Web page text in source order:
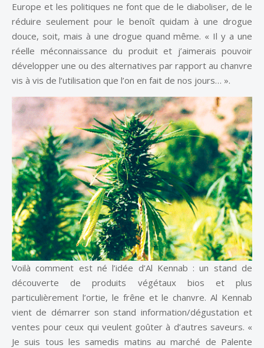
Europe et les politiques ne font que de le diaboliser, de le
réduire seulement pour le benoît quidam à une drogue
douce, soit, mais à une drogue quand même. « Il y a une
réelle méconnaissance du produit et j’aimerais pouvoir
développer une ou des alternatives par rapport au chanvre
vis à vis de l’utilisation que l’on en fait de nos jours… ».
Voilà comment est né l’idée d’Al Kennab : un stand de
découverte de produits végétaux bios et plus
particulièrement l’ortie, le frêne et le chanvre. Al Kennab
vient de démarrer son stand information/dégustation et
ventes pour ceux qui veulent goûter à d’autres saveurs. «
Je suis tous les samedis matins au marché de Palente